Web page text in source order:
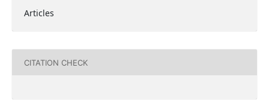
Articles
CITATION CHECK